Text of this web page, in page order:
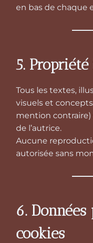
en bas de chaque
5.
Tous les textes,
visuels et
mention
de l’autrice.
Aucune
autorisée sans
6.
cookies